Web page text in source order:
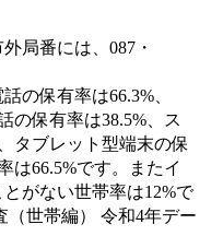
局番には、087・
の保有率は66.3%、
の保有率は38.5%、ス
タブレット型端末の保
は66.5%です。またイ
がない世帯率は12%で
（世帯編） 令和4年デー